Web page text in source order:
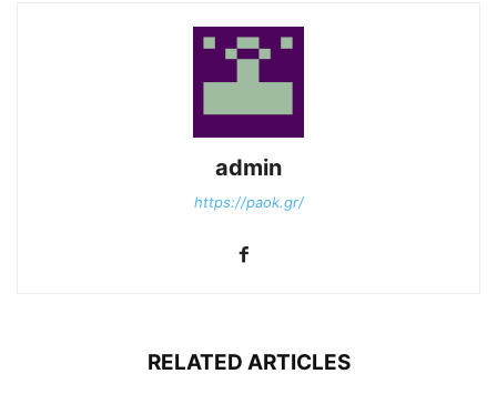
admin
https://paok.gr/
RELATED ARTICLES